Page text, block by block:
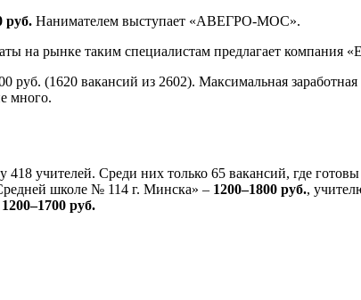
руб. Нанимателем выступает «АВЕГРО-МОС».
на рынке таким специалистам предлагает компания
(1620 вакансий из 2602). Максимальная
много.
418 учителей. Среди них только 65 вакансий, где
школе № 114 г. Минска» – 1200–1800 руб.,
1200–1700 руб.